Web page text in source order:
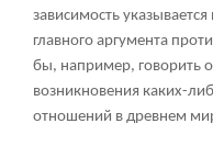
зависимость указывается
главного аргумента
бы, например, говорить
возникновения каких-
отношений в древнем